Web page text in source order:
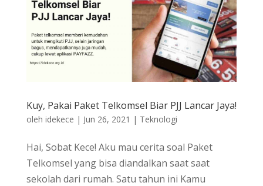
Kuy, Pakai Paket Telkomsel Biar PJJ Lancar Jaya!
oleh idekece | Jun 26, 2021 | Teknologi
Hai, Sobat Kece! Aku mau cerita soal Paket
Telkomsel yang bisa diandalkan saat saat
sekolah dari rumah. Satu tahun ini Kamu